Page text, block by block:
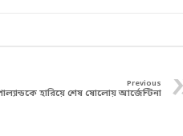
Previous
হারিয়ে শেষ ষোলোয় আর্জেন্টিনা